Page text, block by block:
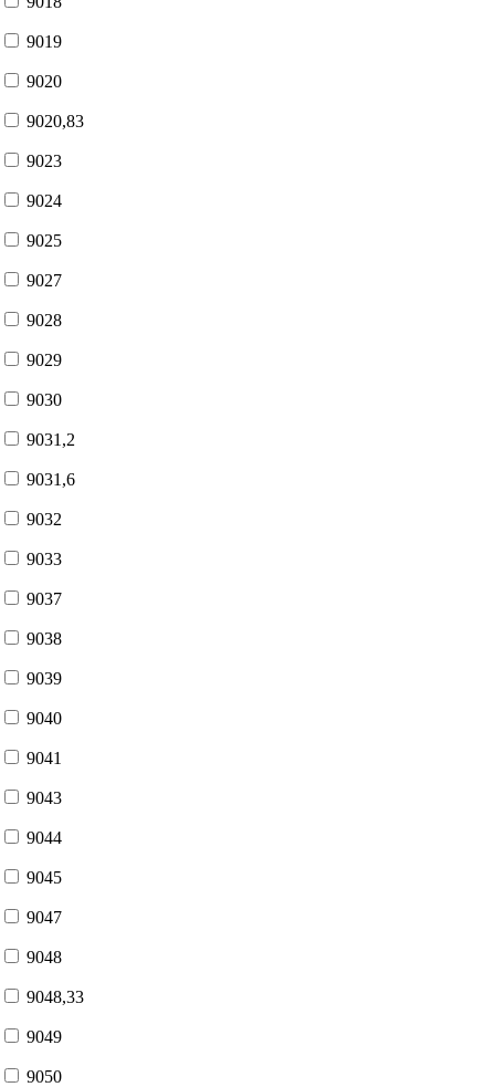
9019
9020
9020,83
9023
9024
9025
9027
9028
9029
9030
9031,2
9031,6
9032
9033
9037
9038
9039
9040
9041
9043
9044
9045
9047
9048
9048,33
9049
9050